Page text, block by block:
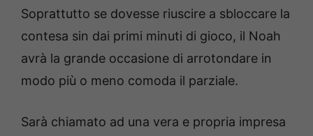
Soprattutto se dovesse riuscire a sbloccare la
contesa sin dai primi minuti di gioco, il Noah
avrà la grande occasione di arrotondare in
modo più o meno comoda il parziale.
Sarà chiamato ad una vera e propria impresa